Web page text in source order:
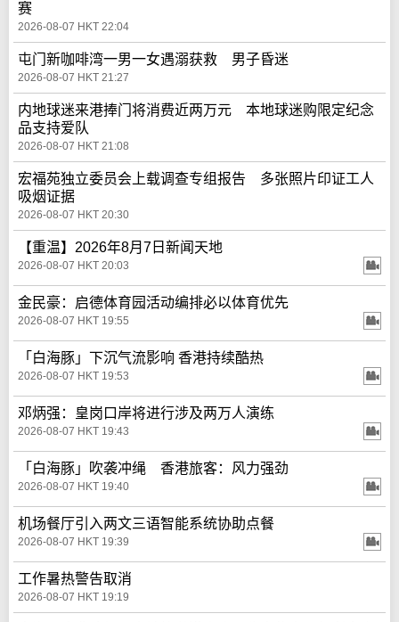
赛
2026-08-07 HKT 22:04
屯门新咖啡湾一男一女遇溺获救 男子昏迷
2026-08-07 HKT 21:27
内地球迷来港捧门将消费近两万元 本地球迷购限定纪念
品支持爱队
2026-08-07 HKT 21:08
宏福苑独立委员会上载调查专组报告 多张照片印证工人
吸烟证据
2026-08-07 HKT 20:30
【重温】2026年8月7日新闻天地
2026-08-07 HKT 20:03
金民豪：启德体育园活动编排必以体育优先
2026-08-07 HKT 19:55
「白海豚」下沉气流影响 香港持续酷热
2026-08-07 HKT 19:53
邓炳强：皇岗口岸将进行涉及两万人演练
2026-08-07 HKT 19:43
「白海豚」吹袭冲绳 香港旅客：风力强劲
2026-08-07 HKT 19:40
机场餐厅引入两文三语智能系统协助点餐
2026-08-07 HKT 19:39
工作暑热警告取消
2026-08-07 HKT 19:19